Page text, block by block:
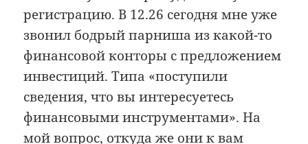
регистрацию. В 12.26 сегодня мне уже
звонил бодрый парниша из какой-то
финансовой конторы с предложением
инвестиций. Типа «поступили
сведения, что вы интересуетесь
финансовыми инструментами». На
мой вопрос, откуда же они к вам